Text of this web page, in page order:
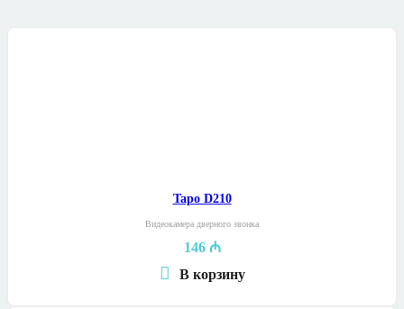
Tapo D210
Видеокамера дверного звонка
146 ₼
В корзину